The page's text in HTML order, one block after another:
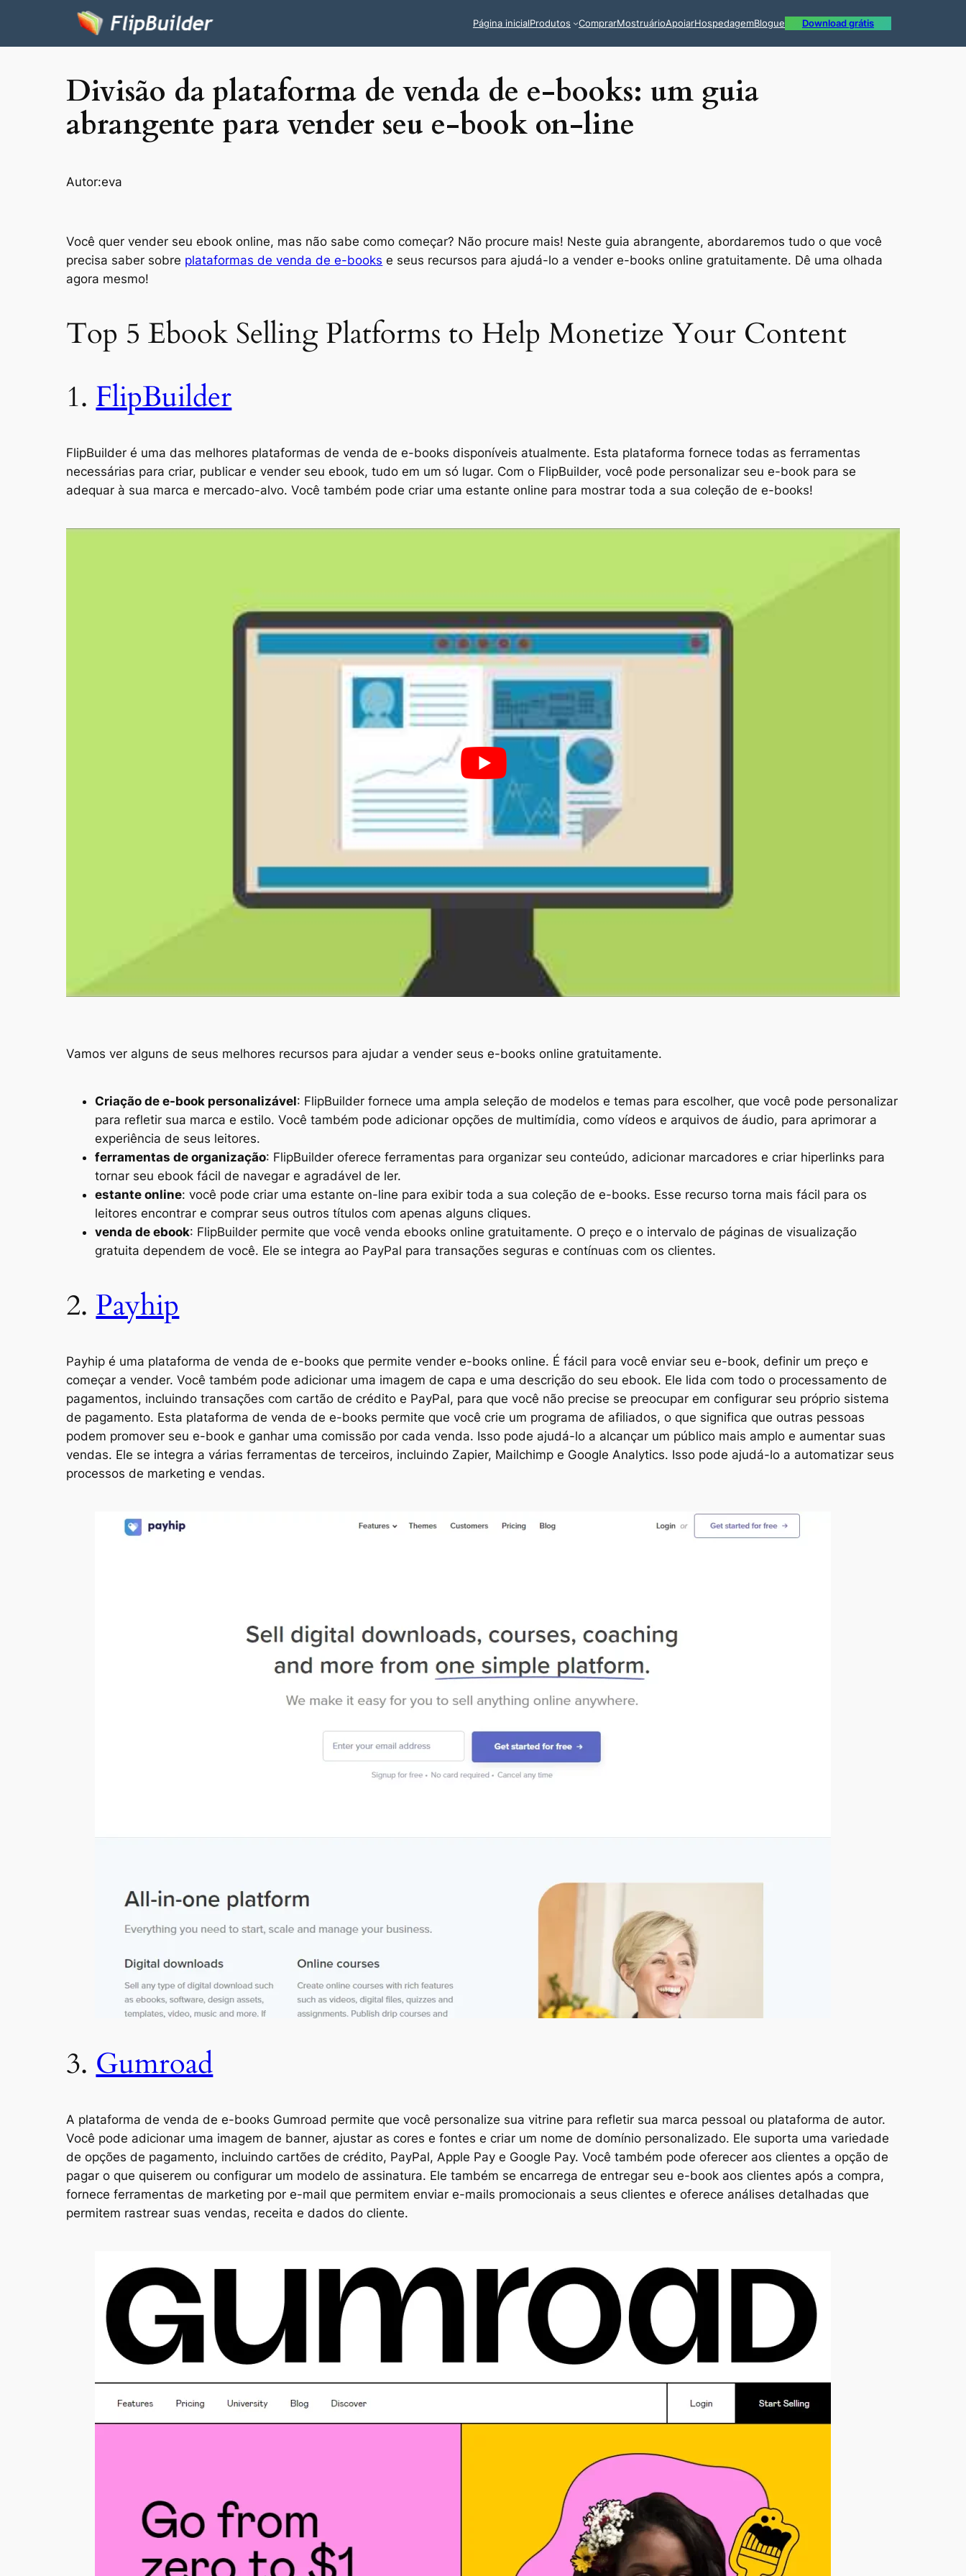
Página inicialProdutos ComprarMostruárioApoiarHospedagemBlogue Download grátis
Divisão da plataforma de venda de e-books: um guia
abrangente para vender seu e-book on-line
Autor:eva
Você quer vender seu ebook online, mas não sabe como começar? Não procure mais! Neste guia abrangente, abordaremos tudo o que você
precisa saber sobre plataformas de venda de e-books e seus recursos para ajudá-lo a vender e-books online gratuitamente. Dê uma olhada
agora mesmo!
Top 5 Ebook Selling Platforms to Help Monetize Your Content
1.FlipBuilder
FlipBuilder é uma das melhores plataformas de venda de e-books disponíveis atualmente. Esta plataforma fornece todas as ferramentas
necessárias para criar, publicar e vender seu ebook, tudo em um só lugar. Com o FlipBuilder, você pode personalizar seu e-book para se
adequar à sua marca e mercado-alvo. Você também pode criar uma estante online para mostrar toda a sua coleção de e-books!
Vamos ver alguns de seus melhores recursos para ajudar a vender seus e-books online gratuitamente.
Criação de e-book personalizável: FlipBuilder fornece uma ampla seleção de modelos e temas para escolher, que você pode personalizar
para refletir sua marca e estilo. Você também pode adicionar opções de multimídia, como vídeos e arquivos de áudio, para aprimorar a
experiência de seus leitores.
ferramentas de organização: FlipBuilder oferece ferramentas para organizar seu conteúdo, adicionar marcadores e criar hiperlinks para
tornar seu ebook fácil de navegar e agradável de ler.
estante online: você pode criar uma estante on-line para exibir toda a sua coleção de e-books. Esse recurso torna mais fácil para os
leitores encontrar e comprar seus outros títulos com apenas alguns cliques.
venda de ebook: FlipBuilder permite que você venda ebooks online gratuitamente. O preço e o intervalo de páginas de visualização
gratuita dependem de você. Ele se integra ao PayPal para transações seguras e contínuas com os clientes.
2.Payhip
Payhip é uma plataforma de venda de e-books que permite vender e-books online. É fácil para você enviar seu e-book, definir um preço e
começar a vender. Você também pode adicionar uma imagem de capa e uma descrição do seu ebook. Ele lida com todo o processamento de
pagamentos, incluindo transações com cartão de crédito e PayPal, para que você não precise se preocupar em configurar seu próprio sistema
de pagamento. Esta plataforma de venda de e-books permite que você crie um programa de afiliados, o que significa que outras pessoas
podem promover seu e-book e ganhar uma comissão por cada venda. Isso pode ajudá-lo a alcançar um público mais amplo e aumentar suas
vendas. Ele se integra a várias ferramentas de terceiros, incluindo Zapier, Mailchimp e Google Analytics. Isso pode ajudá-lo a automatizar seus
processos de marketing e vendas.
3.Gumroad
A plataforma de venda de e-books Gumroad permite que você personalize sua vitrine para refletir sua marca pessoal ou plataforma de autor.
Você pode adicionar uma imagem de banner, ajustar as cores e fontes e criar um nome de domínio personalizado. Ele suporta uma variedade
de opções de pagamento, incluindo cartões de crédito, PayPal, Apple Pay e Google Pay. Você também pode oferecer aos clientes a opção de
pagar o que quiserem ou configurar um modelo de assinatura. Ele também se encarrega de entregar seu e-book aos clientes após a compra,
fornece ferramentas de marketing por e-mail que permitem enviar e-mails promocionais a seus clientes e oferece análises detalhadas que
permitem rastrear suas vendas, receita e dados do cliente.